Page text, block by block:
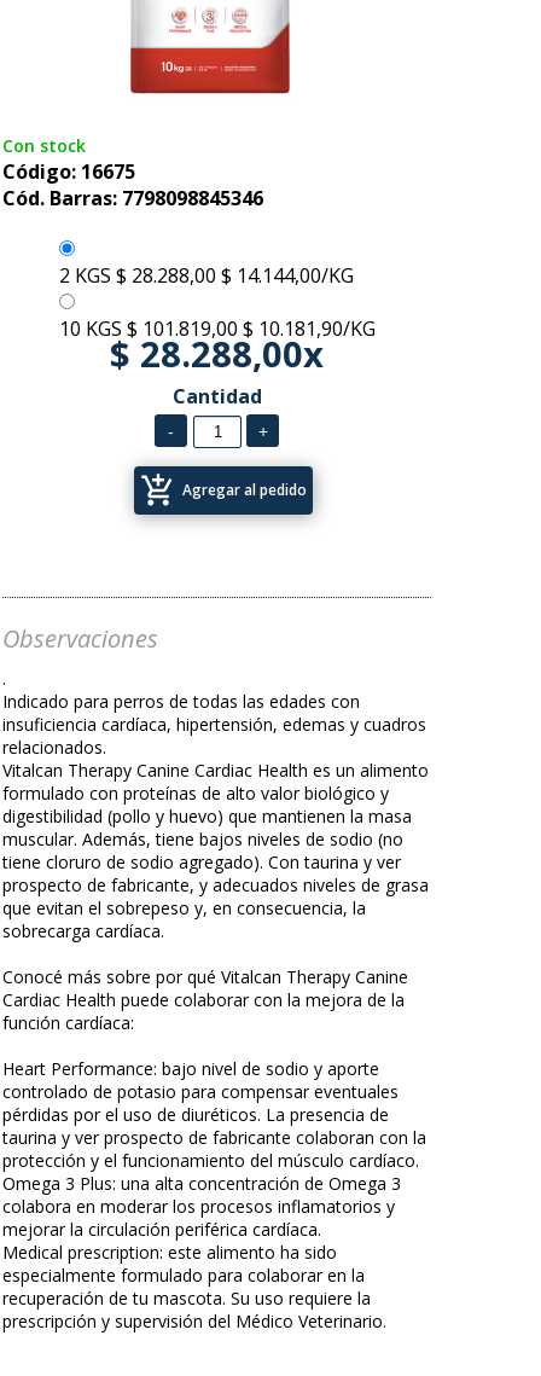
Con stock
Código: 16675
Cód. Barras: 7798098845346
2 KGS $ 28.288,00 $ 14.144,00/KG
10 KGS $ 101.819,00 $ 10.181,90/KG
$ 28.288,00x
Cantidad
add_shopping_cart Agregar al pedido
Observaciones
.
Indicado para perros de todas las edades con
insuficiencia cardíaca, hipertensión, edemas y cuadros
relacionados.
Vitalcan Therapy Canine Cardiac Health es un alimento
formulado con proteínas de alto valor biológico y
digestibilidad (pollo y huevo) que mantienen la masa
muscular. Además, tiene bajos niveles de sodio (no
tiene cloruro de sodio agregado). Con taurina y ver
prospecto de fabricante, y adecuados niveles de grasa
que evitan el sobrepeso y, en consecuencia, la
sobrecarga cardíaca.
Conocé más sobre por qué Vitalcan Therapy Canine
Cardiac Health puede colaborar con la mejora de la
función cardíaca:
Heart Performance: bajo nivel de sodio y aporte
controlado de potasio para compensar eventuales
pérdidas por el uso de diuréticos. La presencia de
taurina y ver prospecto de fabricante colaboran con la
protección y el funcionamiento del músculo cardíaco.
Omega 3 Plus: una alta concentración de Omega 3
colabora en moderar los procesos inflamatorios y
mejorar la circulación periférica cardíaca.
Medical prescription: este alimento ha sido
especialmente formulado para colaborar en la
recuperación de tu mascota. Su uso requiere la
prescripción y supervisión del Médico Veterinario.